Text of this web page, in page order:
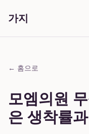
가지
← 홈으로
모엠의원
은 생착률